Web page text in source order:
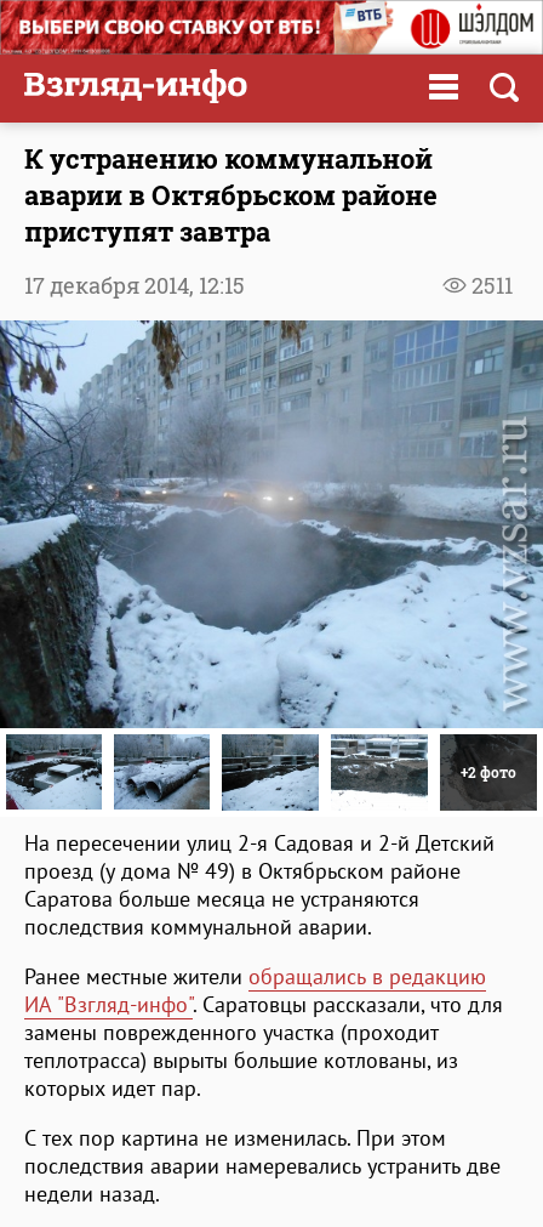
К устранению коммунальной
аварии в Октябрьском районе
приступят завтра
2511
17 декабря 2014, 12:15
+2 фото
На пересечении улиц 2-я Садовая и 2-й Детский
проезд (у дома № 49) в Октябрьском районе
Саратова больше месяца не устраняются
последствия коммунальной аварии.
Ранее местные жители обращались в редакцию
ИА "Взгляд-инфо". Саратовцы рассказали, что для
замены поврежденного участка (проходит
теплотрасса) вырыты большие котлованы, из
которых идет пар.
С тех пор картина не изменилась. При этом
последствия аварии намеревались устранить две
недели назад.